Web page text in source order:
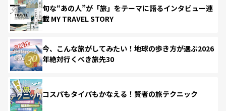
旬な“あの人”が「旅」をテーマに語るインタビュー連
載 MY TRAVEL STORY
今、こんな旅がしてみたい！地球の歩き方が選ぶ2026
年絶対行くべき旅先30
コスパもタイパもかなえる！賢者の旅テクニック